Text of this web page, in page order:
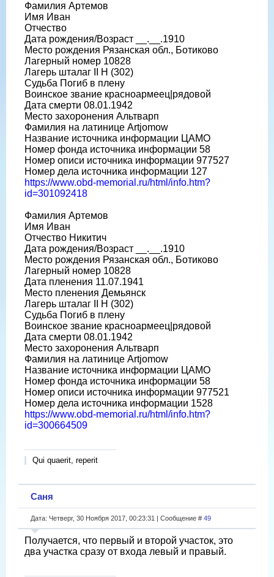
Фамилия Артемов
Имя Иван
Отчество
Дата рождения/Возраст __.__.1910
Место рождения Рязанская обл., Ботиково
Лагерный номер 10828
Лагерь шталаг II H (302)
Судьба Погиб в плену
Воинское звание красноармеец|рядовой
Дата смерти 08.01.1942
Место захоронения Альтварп
Фамилия на латинице Artjomow
Название источника информации ЦАМО
Номер фонда источника информации 58
Номер описи источника информации 977527
Номер дела источника информации 127
https://www.obd-memorial.ru/html/info.htm?
id=301092418
Фамилия Артемов
Имя Иван
Отчество Никитич
Дата рождения/Возраст __.__.1910
Место рождения Рязанская обл., Ботиково
Лагерный номер 10828
Дата пленения 11.07.1941
Место пленения Демьянск
Лагерь шталаг II H (302)
Судьба Погиб в плену
Воинское звание красноармеец|рядовой
Дата смерти 08.01.1942
Место захоронения Альтварп
Фамилия на латинице Artjomow
Название источника информации ЦАМО
Номер фонда источника информации 58
Номер описи источника информации 977521
Номер дела источника информации 1528
https://www.obd-memorial.ru/html/info.htm?
id=300664509
Qui quaerit, reperit
Саня
Дата: Четверг, 30 Ноября 2017, 00:23:31 | Сообщение # 49
Получается, что первый и второй участок, это
два участка сразу от входа левый и правый.